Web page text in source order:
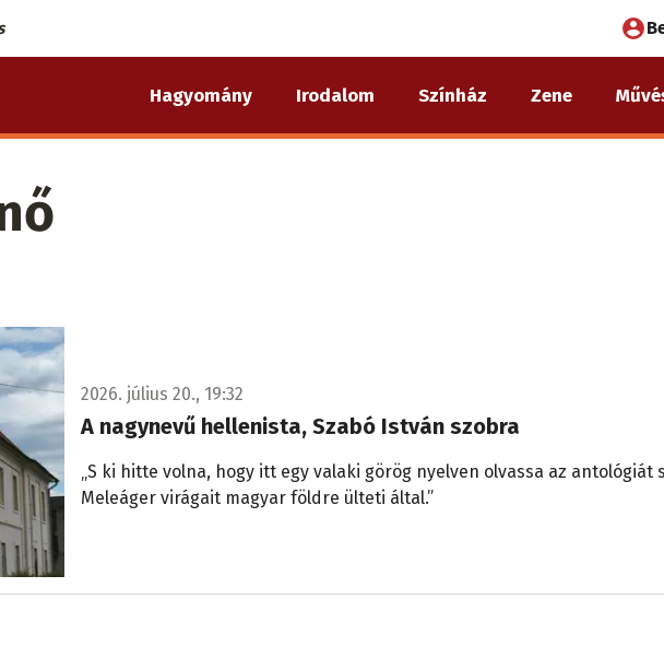
Hagyomány Irodalom Színház Zene
2026. július 20., 19:32
A nagynevű hellenista, Szabó István szobra
„S ki hitte volna, hogy itt egy valaki görög nyelven olvassa az antológiát
Meleáger virágait magyar földre ülteti által.”